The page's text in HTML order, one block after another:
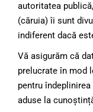
autoritatea
(căruia) îi sunt
indiferent dacă
Vă asigurăm că
prelucrate în mod
pentru
aduse la